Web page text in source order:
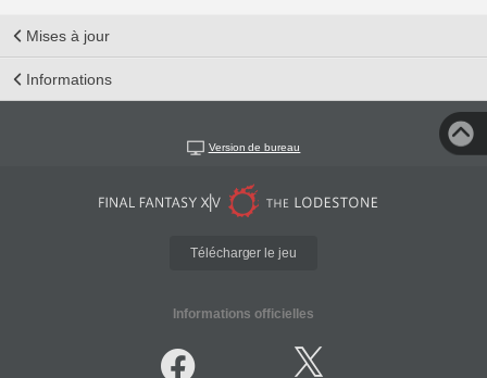
Mises à jour
Informations
Version de bureau
Télécharger le jeu
Informations officielles